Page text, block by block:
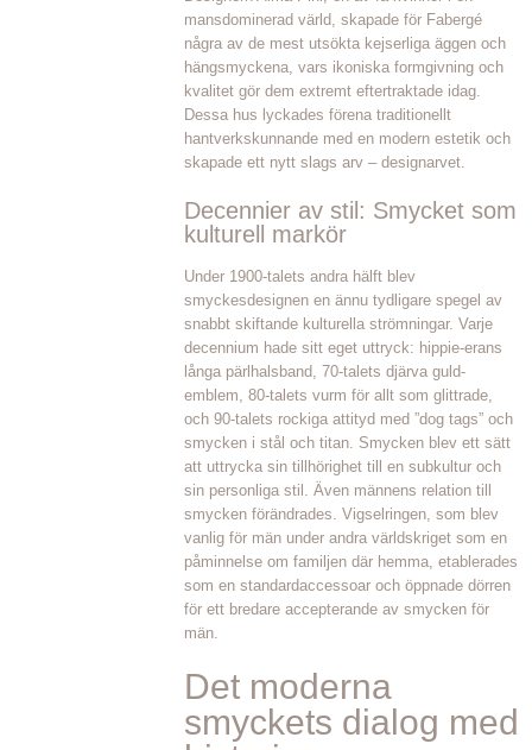
mansdominerad värld, skapade för Fabergé
några av de mest utsökta kejserliga äggen och
hängsmyckena, vars ikoniska formgivning och
kvalitet gör dem extremt eftertraktade idag.
Dessa hus lyckades förena traditionellt
hantverkskunnande med en modern estetik och
skapade ett nytt slags arv – designarvet.
Decennier av stil: Smycket som
kulturell markör
Under 1900-talets andra hälft blev
smyckesdesignen en ännu tydligare spegel av
snabbt skiftande kulturella strömningar. Varje
decennium hade sitt eget uttryck: hippie-erans
långa pärlhalsband, 70-talets djärva guld-
emblem, 80-talets vurm för allt som glittrade,
och 90-talets rockiga attityd med ”dog tags” och
smycken i stål och titan. Smycken blev ett sätt
att uttrycka sin tillhörighet till en subkultur och
sin personliga stil. Även männens relation till
smycken förändrades. Vigselringen, som blev
vanlig för män under andra världskriget som en
påminnelse om familjen där hemma, etablerades
som en standardaccessoar och öppnade dörren
för ett bredare accepterande av smycken för
män.
Det moderna
smyckets dialog med